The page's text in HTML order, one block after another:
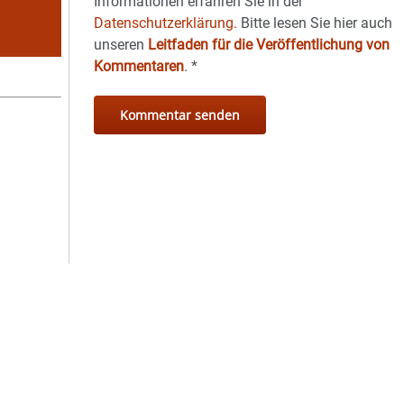
Datenschutzerklärung. Bitte lesen Sie hier auch
unseren Leitfaden für die Veröffentlichung von
Kommentaren.*